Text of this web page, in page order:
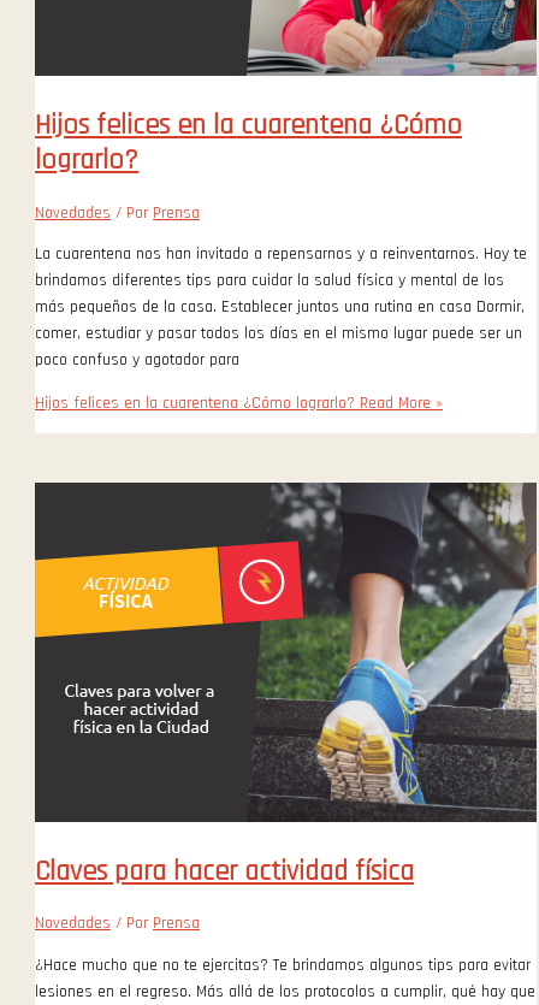
Hijos felices en la cuarentena ¿Cómo
lograrlo?
Novedades / Por Prensa
La cuarentena nos han invitado a repensarnos y a reinventarnos. Hoy te
brindamos diferentes tips para cuidar la salud física y mental de los
más pequeños de la casa. Establecer juntos una rutina en casa Dormir,
comer, estudiar y pasar todos los días en el mismo lugar puede ser un
poco confuso y agotador para
Hijos felices en la cuarentena ¿Cómo lograrlo? Read More »
Claves para hacer actividad física
Novedades / Por Prensa
¿Hace mucho que no te ejercitas? Te brindamos algunos tips para evitar
lesiones en el regreso. Más allá de los protocolos a cumplir, qué hay que